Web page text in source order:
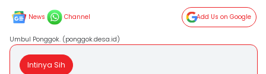
News Channel Add Us on Google
Umbul Ponggok. (ponggok.desa.id)
Intinya Sih